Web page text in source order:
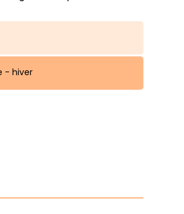
- hiver